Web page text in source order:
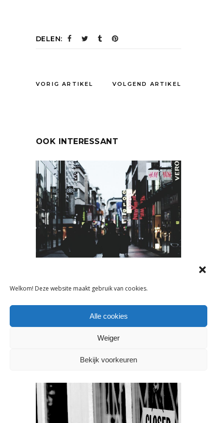
Welkom! Deze website maakt gebruik van cookies.
Alle cookies
Weiger
Bekijk voorkeuren
DELEN:
VORIG ARTIKEL VOLGEND ARTIKEL
OOK INTERESSANT
DIT ZIJN DE 4 BELANGRIJKSTE